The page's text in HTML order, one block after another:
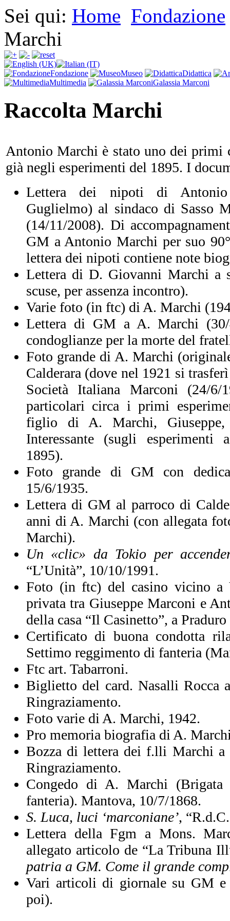
Sei qui: Home Fondazione
Marchi
Fondazione Museo
Didattica
Multimedia
Galassia Marconi
Raccolta Marchi
Antonio Marchi è stato uno dei primi
già negli esperimenti del 1895. I
Lettera dei nipoti di
Guglielmo) al sindaco di Sasso
(14/11/2008). Di
GM a Antonio Marchi per suo
lettera dei nipoti contiene note
Lettera di D. Giovanni Marchi a
scuse, per assenza incontro).
Varie foto (in ftc) di A. Marchi
Lettera di GM a A. Marchi (30/
condoglianze per la morte del
Foto grande di A. Marchi
Calderara (dove nel 1921 si
Società Italiana Marconi (24/6/
particolari circa i primi
figlio di A. Marchi, Giuseppe,
Interessante (sugli esperimenti
1895).
Foto grande di GM con
15/6/1935.
Lettera di GM al parroco di
anni di A. Marchi (con allegata
Marchi).
Un «clic» da Tokio per
“L’Unità”, 10/10/1991.
Foto (in ftc) del casino vicino a
privata tra Giuseppe Marconi e
della casa “Il Casinetto”, a
Certificato di buona condotta
Settimo reggimento di fanteria
Ftc art. Tabarroni.
Biglietto del card. Nasalli Rocca
Ringraziamento.
Foto varie di A. Marchi, 1942.
Pro memoria biografia di A.
Bozza di lettera dei f.lli Marchi a
Ringraziamento.
Congedo di A. Marchi (Brigata
fanteria). Mantova, 10/7/1868.
S. Luca, luci ‘marconiane’,
Lettera della Fgm a Mons.
allegato articolo de “La Tribuna
patria a GM. Come il grande
Vari articoli di giornale su GM
poi).